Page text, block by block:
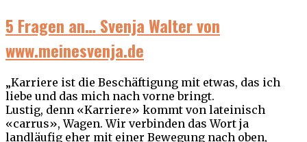
5 Fragen an… Svenja Walter von
www.meinesvenja.de
„Karriere ist die Beschäftigung mit etwas, das ich
liebe und das mich nach vorne bringt.
Lustig, denn «Karriere» kommt von lateinisch
«carrus», Wagen. Wir verbinden das Wort ja
landläufig eher mit einer Bewegung nach oben,